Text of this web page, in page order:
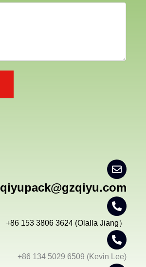
qiyupack@gzqiyu.com
+86 153 3806 3624 (Olalla Jiang）
+86 134 5029 6509 (Kevin Lee)